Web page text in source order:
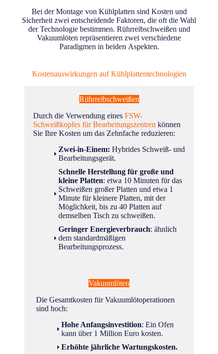
Bei der Montage von Kühlplatten sind Kosten und
Sicherheit zwei entscheidende Faktoren, die oft die Wahl
der Technologie bestimmen. Rührreibschweißen und
Vakuumlöten repräsentieren zwei verschiedene
Paradigmen in beiden Aspekten.
Kostenauswirkungen auf Kühlplattentechnologien
Rührreibschweißen
Durch die Verwendung eines FSW-
Schweißkopfes für Bearbeitungszentren können
Sie Ihre Kosten um das Zehnfache reduzieren:
Zwei-in-Einem: Hybrides Schweiß- und
Bearbeitungsgerät.
Schnelle Herstellung für große und
kleine Platten: etwa 10 Minuten für das
Schweißen großer Platten und etwa 1
Minute für kleinere Platten, mit der
Möglichkeit, bis zu 40 Platten auf
demselben Tisch zu schweißen.
Geringer Energieverbrauch: ähnlich
dem standardmäßigen
Bearbeitungsprozess.
Vakuumlöten
Die Gesamtkosten für Vakuumlötoperationen
sind hoch:
Hohe Anfangsinvestition: Ein Ofen
kann über 1 Million Euro kosten.
Erhöhte jährliche Wartungskosten.